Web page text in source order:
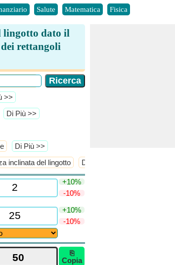
Salute Matematica Fisica
lingotto dato il
rettangoli
>>
​Di Più >>
​Di Più >>
inclinata del lingotto Diagonale spaziale del lingotto
+10%
-10%
+10%
-10%
⎘
Copia